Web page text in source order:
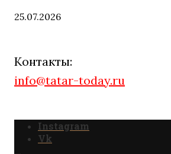
25.07.2026
Контакты:
info@tatar-today.ru
Instagram
Vk